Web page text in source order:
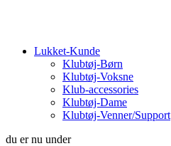
Lukket-Kunde
Klubtøj-Børn
Klubtøj-Voksne
Klub-accessories
Klubtøj-Dame
Klubtøj-Venner/Support
du er nu under